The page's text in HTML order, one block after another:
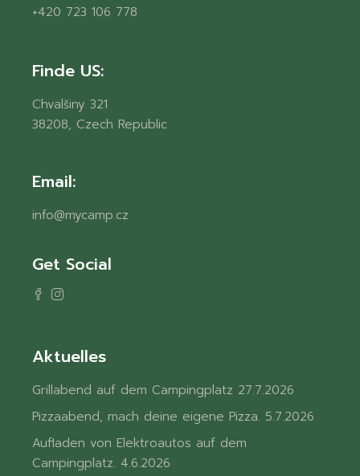
+420 723 106 778
Finde US:
Chvalšiny 321
38208, Czech Republic
Email:
info@mycamp.cz
Get Social
Aktuelles
Grillabend auf dem Campingplatz 27.7.2026
Pizzaabend, mach deine eigene Pizza. 5.7.2026
Aufladen von Elektroautos auf dem
Campingplatz. 4.6.2026